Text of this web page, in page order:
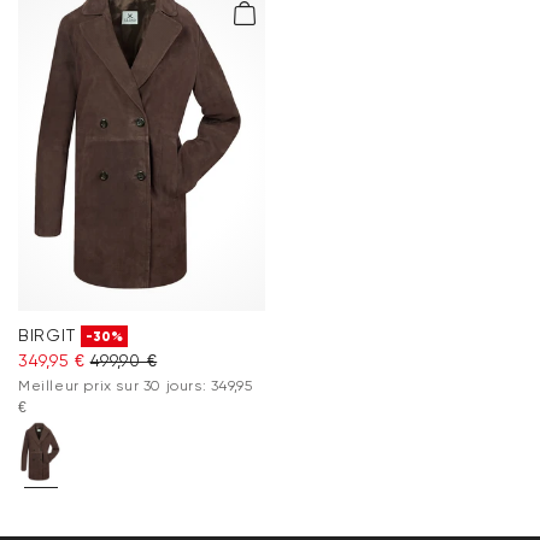
BIRGIT -30%
349,95 € 499,90 €
Meilleur prix sur 30 jours: 349,95
€